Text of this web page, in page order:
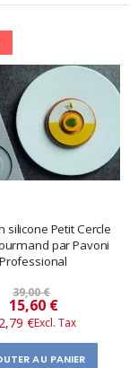
silicone Petit Cercle
par Pavoni
Professional
39,00 €
Prix
​​
spécial
15,60 €
€
AU PANIER